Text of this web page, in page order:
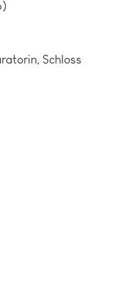
Schloss